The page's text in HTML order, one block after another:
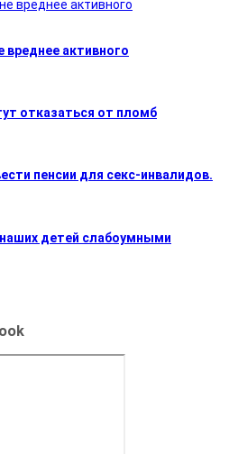
вреднее активного
отказаться от пломб
пенсии для секс-инвалидов.
детей слабоумными